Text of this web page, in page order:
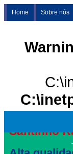
Home Sobre nós
Santinho